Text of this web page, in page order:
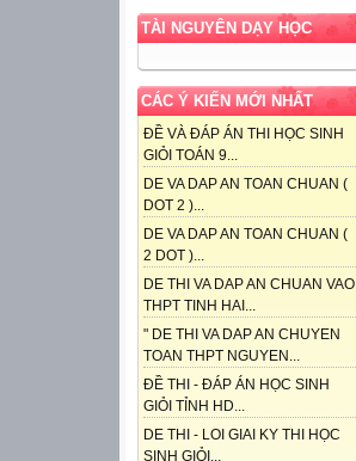
TÀI NGUYÊN DẠY HỌC
CÁC Ý KIẾN MỚI NHẤT
ĐỀ VÀ ĐÁP ÁN THI HỌC SINH
GIỎI TOÁN 9...
DE VA DAP AN TOAN CHUAN (
DOT 2 )...
DE VA DAP AN TOAN CHUAN (
2 DOT )...
DE THI VA DAP AN CHUAN VAO
THPT TINH HAI...
" DE THI VA DAP AN CHUYEN
TOAN THPT NGUYEN...
ĐỀ THI - ĐÁP ÁN HỌC SINH
GIỎI TỈNH HD...
DE THI - LOI GIAI KY THI HỌC
SINH GIỎI...